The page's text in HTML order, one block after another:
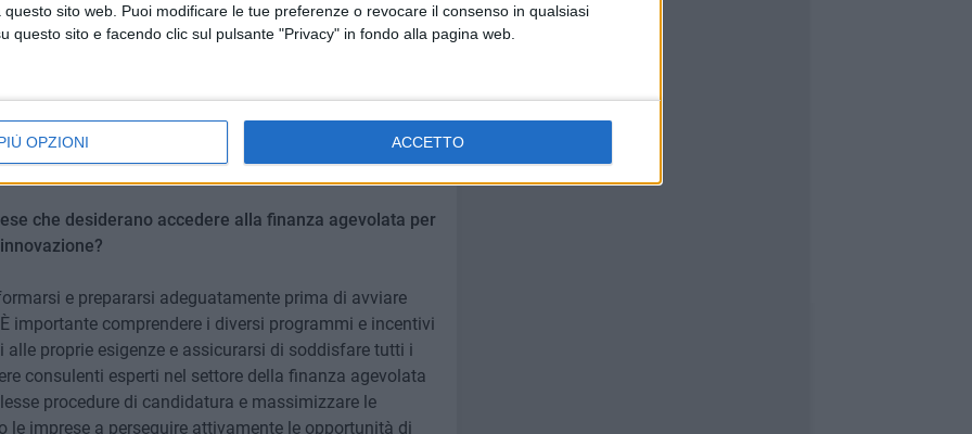
sito web. Puoi modificare le tue preferenze o revocare il consenso in qualsiasi
questo sito e facendo clic sul pulsante "Privacy" in fondo alla pagina web.
OPZIONI ACCETTO
industriale 4.0 per la digitalizzazione, alla Nuova
che nonostante le ultime battute di arresto si
opportunità di crescita del territorio. È ormai alle
e premia azioni lodevoli in tema di riduzione
non parlare di tutti i bandi emanati da Invitalia e dai
agevolativi utili al tessuto imprenditoriale (non
riferita a ristoranti e pasticcerie)."
che desiderano accedere alla finanza agevolata per
e prepararsi adeguatamente prima di avviare
importante comprendere i diversi programmi e incentivi
proprie esigenze e assicurarsi di soddisfare tutti i
consulenti esperti nel settore della finanza agevolata
procedure di candidatura e massimizzare le
imprese a perseguire attivamente le opportunità di